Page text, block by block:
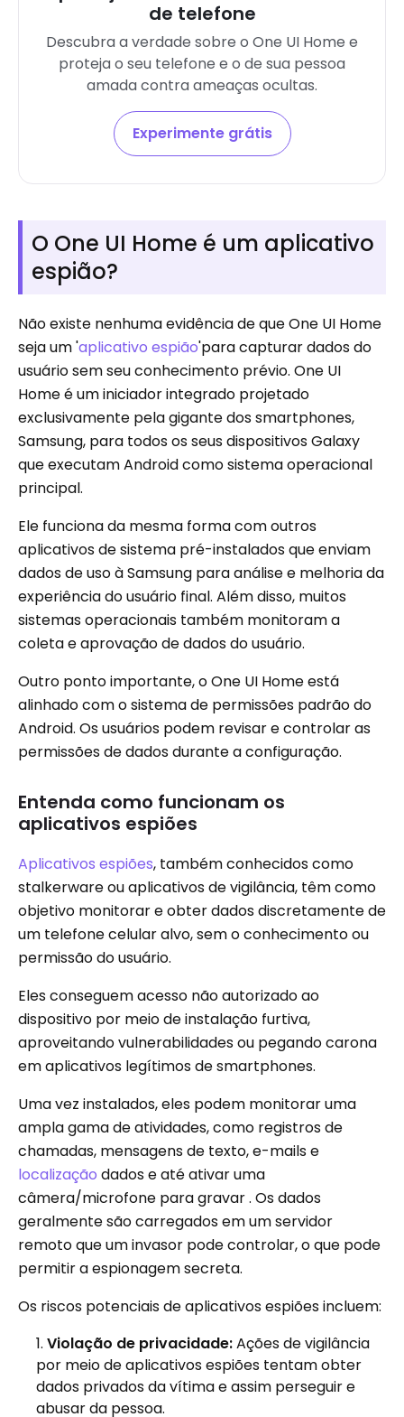
de telefone
Descubra a verdade sobre o One UI Home e
proteja o seu telefone e o de sua pessoa
amada contra ameaças ocultas.
Experimente grátis
O One UI Home é um aplicativo
espião?
Não existe nenhuma evidência de que One UI Home
seja um 'aplicativo espião'para capturar dados do
usuário sem seu conhecimento prévio. One UI
Home é um iniciador integrado projetado
exclusivamente pela gigante dos smartphones,
Samsung, para todos os seus dispositivos Galaxy
que executam Android como sistema operacional
principal.
Ele funciona da mesma forma com outros
aplicativos de sistema pré-instalados que enviam
dados de uso à Samsung para análise e melhoria da
experiência do usuário final. Além disso, muitos
sistemas operacionais também monitoram a
coleta e aprovação de dados do usuário.
Outro ponto importante, o One UI Home está
alinhado com o sistema de permissões padrão do
Android. Os usuários podem revisar e controlar as
permissões de dados durante a configuração.
Entenda como funcionam os
aplicativos espiões
Aplicativos espiões, também conhecidos como
stalkerware ou aplicativos de vigilância, têm como
objetivo monitorar e obter dados discretamente de
um telefone celular alvo, sem o conhecimento ou
permissão do usuário.
Eles conseguem acesso não autorizado ao
dispositivo por meio de instalação furtiva,
aproveitando vulnerabilidades ou pegando carona
em aplicativos legítimos de smartphones.
Uma vez instalados, eles podem monitorar uma
ampla gama de atividades, como registros de
chamadas, mensagens de texto, e-mails e
localização dados e até ativar uma
câmera/microfone para gravar . Os dados
geralmente são carregados em um servidor
remoto que um invasor pode controlar, o que pode
permitir a espionagem secreta.
Os riscos potenciais de aplicativos espiões incluem:
Violação de privacidade:Ações de vigilância
por meio de aplicativos espiões tentam obter
dados privados da vítima e assim perseguir e
abusar da pessoa.